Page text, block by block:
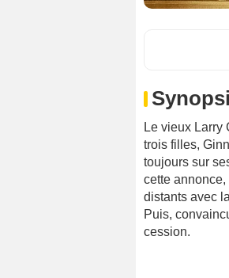
Le vieux Larry
trois filles,
toujours sur
cette
distants avec
Puis,
cession.